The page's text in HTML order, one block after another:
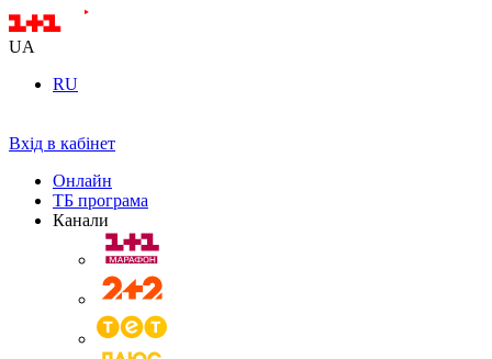
UA
RU
Вхід в кабінет
Онлайн
ТБ програма
Канали